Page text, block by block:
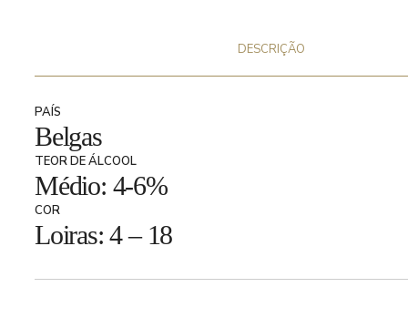
DESCRIÇÃO
PAÍS
Belgas
TEOR DE ÁLCOOL
Médio: 4-6%
COR
Loiras: 4 – 18